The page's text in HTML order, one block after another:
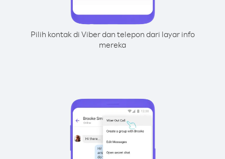
Pilih kontak di Viber dan telepon dari layar info
mereka